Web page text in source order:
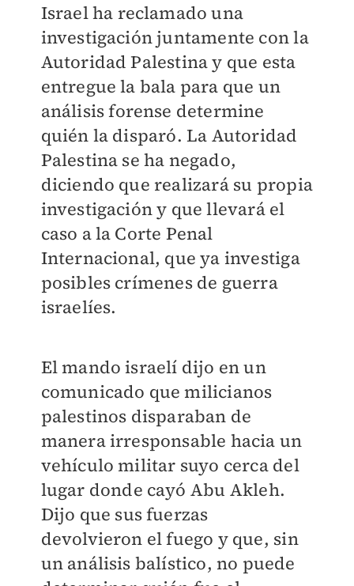
Israel ha reclamado una
investigación juntamente con la
Autoridad Palestina y que esta
entregue la bala para que un
análisis forense determine
quién la disparó. La Autoridad
Palestina se ha negado,
diciendo que realizará su propia
investigación y que llevará el
caso a la Corte Penal
Internacional, que ya investiga
posibles crímenes de guerra
israelíes.
El mando israelí dijo en un
comunicado que milicianos
palestinos disparaban de
manera irresponsable hacia un
vehículo militar suyo cerca del
lugar donde cayó Abu Akleh.
Dijo que sus fuerzas
devolvieron el fuego y que, sin
un análisis balístico, no puede